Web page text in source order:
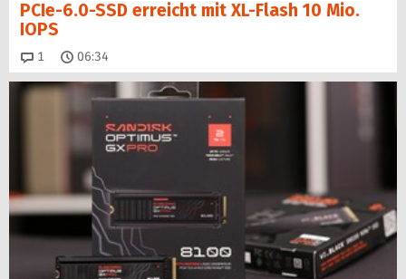
PCIe-6.0-SSD erreicht mit XL-Flash 10 Mio.
IOPS
1 Kommentare
06:34